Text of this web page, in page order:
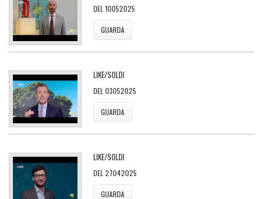
DEL 10052025
GUARDA
LIKE/SOLDI
DEL 03052025
GUARDA
LIKE/SOLDI
DEL 27042025
GUARDA